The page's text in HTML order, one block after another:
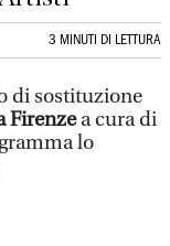
3 MINUTI DI LETTURA
di sostituzione
Firenzea cura di
lo